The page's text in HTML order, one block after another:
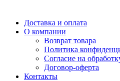
Доставка и оплата
О компании
Возврат товара
Политика
Согласие на
Договор-оферта
Контакты